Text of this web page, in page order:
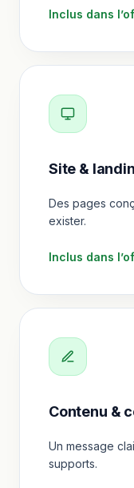
Inclus dans
Site &
Des pages
exister.
Inclus dans
Contenu &
Un message
supports.